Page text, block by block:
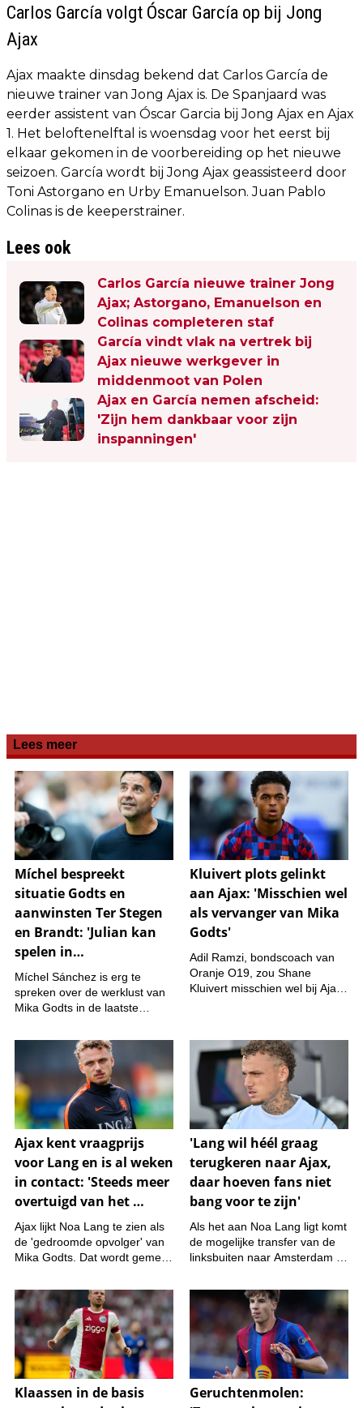
Carlos García volgt Óscar García op bij Jong
Ajax
Ajax maakte dinsdag bekend dat Carlos García de
nieuwe trainer van Jong Ajax is. De Spanjaard was
eerder assistent van Óscar Garcia bij Jong Ajax en Ajax
1. Het beloftenelftal is woensdag voor het eerst bij
elkaar gekomen in de voorbereiding op het nieuwe
seizoen. García wordt bij Jong Ajax geassisteerd door
Toni Astorgano en Urby Emanuelson. Juan Pablo
Colinas is de keeperstrainer.
Lees ook
Carlos García nieuwe trainer Jong
Ajax; Astorgano, Emanuelson en
Colinas completeren staf
García vindt vlak na vertrek bij
Ajax nieuwe werkgever in
middenmoot van Polen
Ajax en García nemen afscheid:
'Zijn hem dankbaar voor zijn
inspanningen'